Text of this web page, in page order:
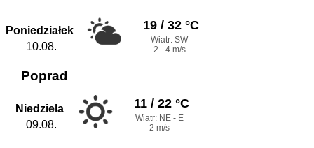
Poniedziałek
10.08.
19 / 32 °C
Wiatr: SW
2 - 4 m/s
Poprad
Niedziela
09.08.
11 / 22 °C
Wiatr: NE - E
2 m/s